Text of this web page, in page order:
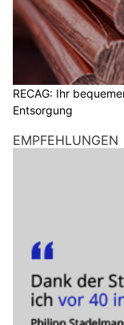
RECAG: Ihr
Entsorgung
EMPFEHLUNGEN